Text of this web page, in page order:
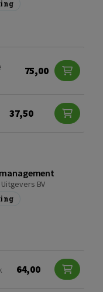
75,00
37,50
BV
64,00